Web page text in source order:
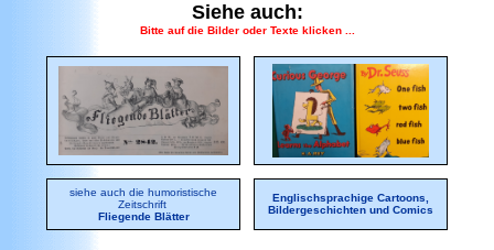
Siehe auch:
Bitte auf die Bilder oder Texte klicken ...
siehe auch die humoristische
Zeitschrift
Fliegende Blätter
Englischsprachige Cartoons,
Bildergeschichten und Comics